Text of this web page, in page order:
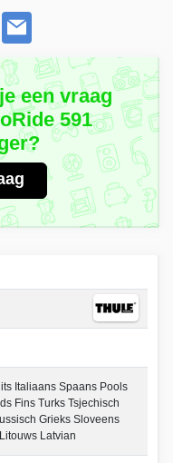
een vraag
591
Italiaans Spaans Pools
Fins Turks Tsjechisch
Grieks Sloveens
Latvian